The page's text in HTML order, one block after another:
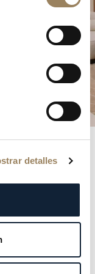
detalles